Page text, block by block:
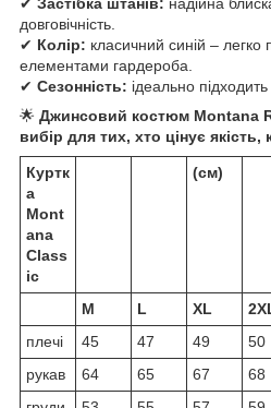
довговічність.
✔ Колір: класичний синій – легко
елементами гардероба.
✔ Сезонність: ідеально
🌟 Джинсовий костюм Montana
вибір для тих, хто цінує
Куртк
а
Mont
ana
Class
ic
(см)
M L XL
плечі
45 47 49 50
рукав
64 65 67 68